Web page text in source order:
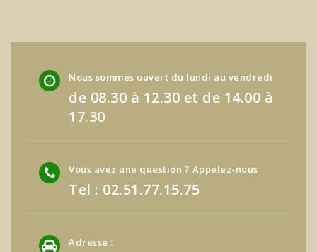
Nous sommes ouvert du lundi au vendredi
de 08.30 à 12.30 et de 14.00 à
17.30
Vous avez une question ? Appelez-nous
Tel : 02.51.77.15.75
Adresse :